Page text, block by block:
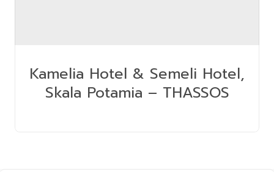
Kamelia Hotel & Semeli Hotel,
Skala Potamia – THASSOS